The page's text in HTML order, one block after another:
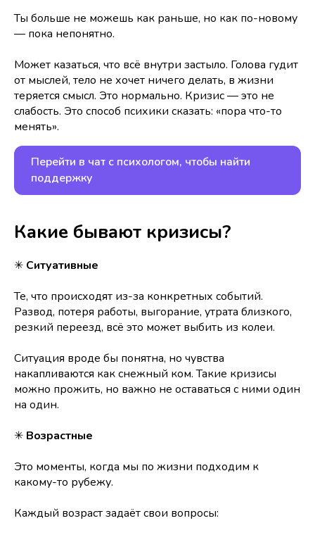
Ты больше не можешь как раньше, но как по-новому
— пока непонятно.
Может казаться, что всё внутри застыло. Голова гудит
от мыслей, тело не хочет ничего делать, в жизни
теряется смысл. Это нормально. Кризис — это не
слабость. Это способ психики сказать: «пора что-то
менять».
Перейти в чат с психологом, чтобы найти
поддержку
Какие бывают кризисы?
✳ Ситуативные
Те, что происходят из-за конкретных событий.
Развод, потеря работы, выгорание, утрата близкого,
резкий переезд, всё это может выбить из колеи.
Ситуация вроде бы понятна, но чувства
накапливаются как снежный ком. Такие кризисы
можно прожить, но важно не оставаться с ними один
на один.
✳ Возрастные
Это моменты, когда мы по жизни подходим к
какому-то рубежу.
Каждый возраст задаёт свои вопросы: